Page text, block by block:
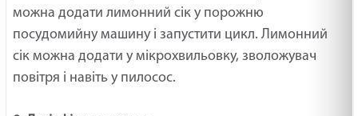
можна додати лимонний сік у порожню
посудомийну машину і запустити цикл. Лимонний
сік можна додати у мікрохвильовку, зволожувач
повітря і навіть у пилосос.